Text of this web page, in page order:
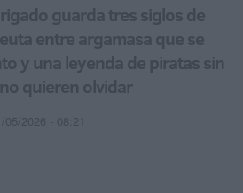
guarda tres siglos de
entre argamasa que se
y una leyenda de piratas sin
quieren olvidar
05/2026 - 08:21